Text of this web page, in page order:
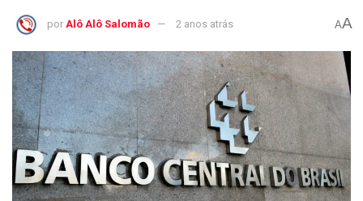
por Alô Alô Salomão 2 anos atrás AA